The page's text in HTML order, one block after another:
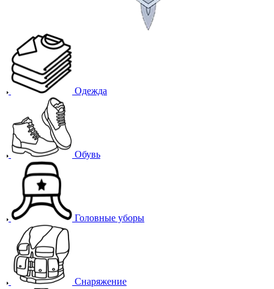
Одежда
Обувь
Головные уборы
Снаряжение